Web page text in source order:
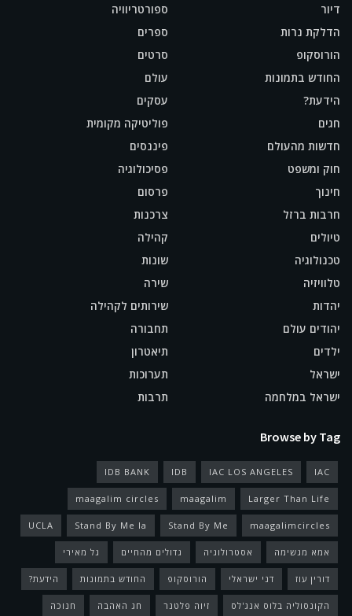
דיור
הדלקת נרות
הורוסקופ
החודש בתמונות
הידעת?
חגים
חדשות מהעולם
חוק ומשפט
חינוך
חרבות ברזל
טיולים
טכנולוגיה
טלוויזיה
יהדות
יהודים עולם
ילדים
ישראל
ישראל במלחמה
ספורטריוויה
ספרים
סרטים
עולם
עסקים
פוליטיקה מקומית
פיננסים
פסיכולוגיה
פרסום
צרכנות
קהילה
שונות
שירה
שירותים לקהילה
תחבורה
תיאטרון
תערוכות
תרבות
Browse by Tag
IAC
IAC LOS ANGELES
IDB
IDB BANK
Larger Than Life
maagalim
maagalim circles
maagalimcircles
Stand By Me
Stand By Me la
UCLA
אמא מגשימה אסטרולוגיה גדולים מהחיים גל מאירי
דורין עוז דני ישראלי הורוסקופ החודש בתמונות הידעת?
הקונסוליה בלוס אנג'לס זיוה פלטנר חג האהבה חנוכה